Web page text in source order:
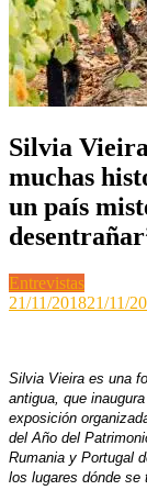
Silvia
muchas
un país
Entrevistas
21/11/201821/11/
Silvia Vieira es una
antigua, que
exposición
del Año del
Rumania y Portugal
los lugares dónde se